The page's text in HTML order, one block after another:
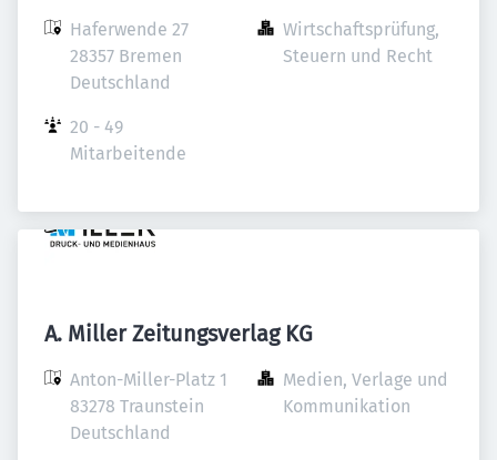
Haferwende 27
28357 Bremen
Deutschland
Wirtschaftsprüfung,
Steuern und Recht
20 - 49
Mitarbeitende
A. Miller Zeitungsverlag KG
Anton-Miller-Platz 1
83278 Traunstein
Deutschland
Medien, Verlage und
Kommunikation